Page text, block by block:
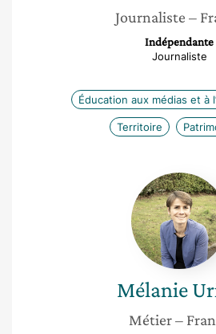
Journaliste –
Indépendante
Journaliste
Éducation aux médias et à
Territoire
Mélanie
Urien
Mélanie
Métier–